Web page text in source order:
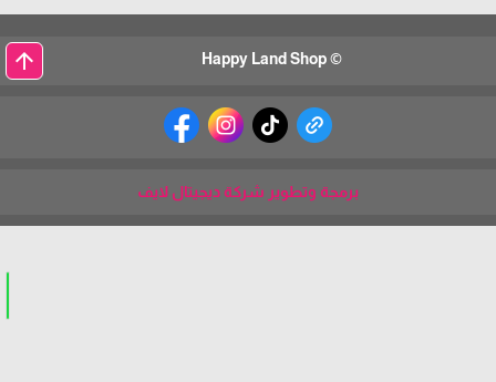
© Happy Land Shop
arrow_upward
برمجة وتطوير شركة ديجيتال لايف